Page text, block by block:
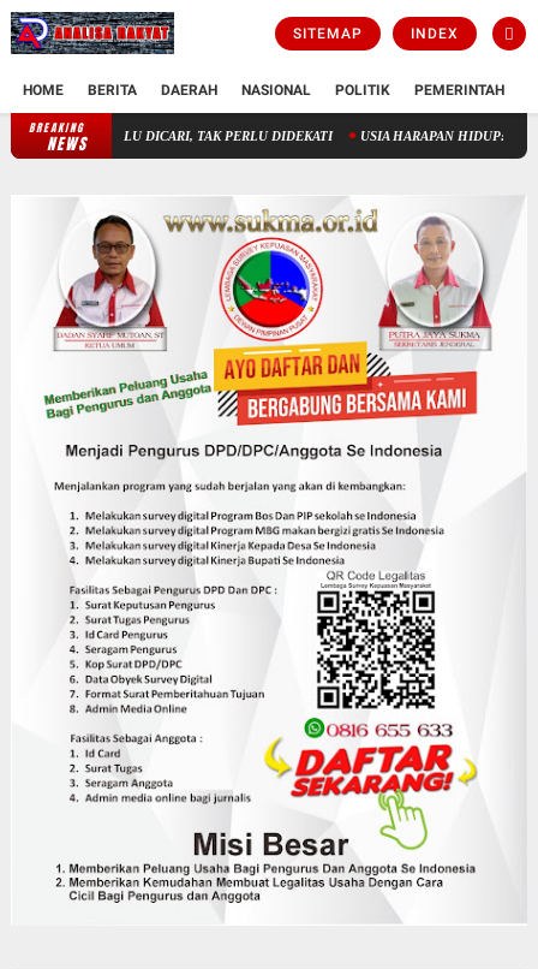
SITEMAP INDEX
HOME BERITA DAERAH NASIONAL POLITIK PEMERINTAH
BREAKING
NEWS KAU KIRA TUHAN ITU BODOH !!! TUHAN TAK PERLU DICARI, TAK